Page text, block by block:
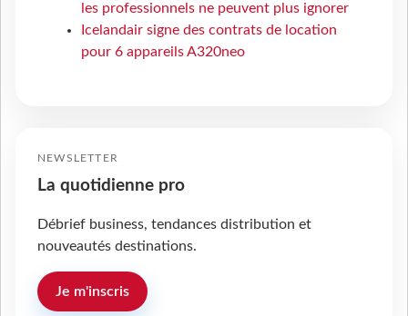
les professionnels ne peuvent plus ignorer
Icelandair signe des contrats de location
pour 6 appareils A320neo
NEWSLETTER
La quotidienne pro
Débrief business, tendances distribution et
nouveautés destinations.
Je m'inscris